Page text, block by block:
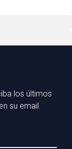
los últimos
su email.